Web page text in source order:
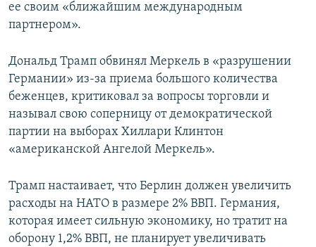
ее своим «ближайшим международным
партнером».
Дональд Трамп обвинял Меркель в «разрушении
Германии» из-за приема большого количества
беженцев, критиковал за вопросы торговли и
называл свою соперницу от демократической
партии на выборах Хиллари Клинтон
«американской Ангелой Меркель».
Трамп настаивает, что Берлин должен увеличить
расходы на НАТО в размере 2% ВВП. Германия,
которая имеет сильную экономику, но тратит на
оборону 1,2% ВВП, не планирует увеличивать